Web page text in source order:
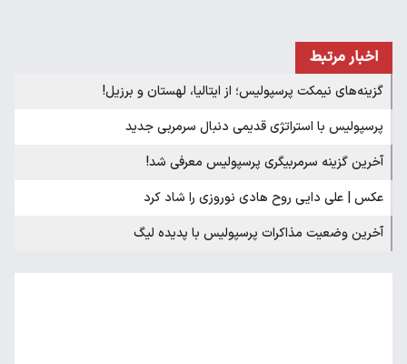
اخبار مرتبط
گزینه‌های نیمکت پرسپولیس؛ از ایتالیا، لهستان و برزیل!
پرسپولیس با استراتژی قدیمی دنبال سرمربی جدید
آخرین گزینه سرمربیگری پرسپولیس معرفی شد!
عکس | علی دایی روح هادی نوروزی را شاد کرد
آخرین وضعیت مذاکرات پرسپولیس با پدیده لیگ